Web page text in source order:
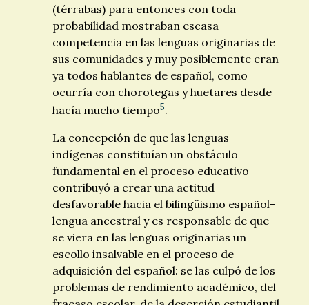
(térrabas) para entonces con toda
probabilidad mostraban escasa
competencia en las lenguas originarias de
sus comunidades y muy posiblemente eran
ya todos hablantes de español, como
ocurría con chorotegas y huetares desde
hacía mucho tiempo5.
La concepción de que las lenguas
indígenas constituían un obstáculo
fundamental en el proceso educativo
contribuyó a crear una actitud
desfavorable hacia el bilingüismo español-
lengua ancestral y es responsable de que
se viera en las lenguas originarias un
escollo insalvable en el proceso de
adquisición del español: se las culpó de los
problemas de rendimiento académico, del